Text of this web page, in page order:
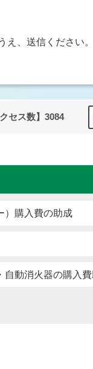
、送信ください。
セス数】 3084
）購入費の助成
自動消火器の購入